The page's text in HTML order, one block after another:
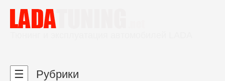
☰ Рубрики